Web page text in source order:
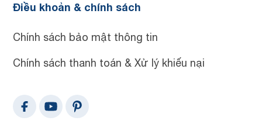
Điều khoản & chính sách
Chính sách bảo mật thông tin
Chính sách thanh toán & Xử lý khiếu nại